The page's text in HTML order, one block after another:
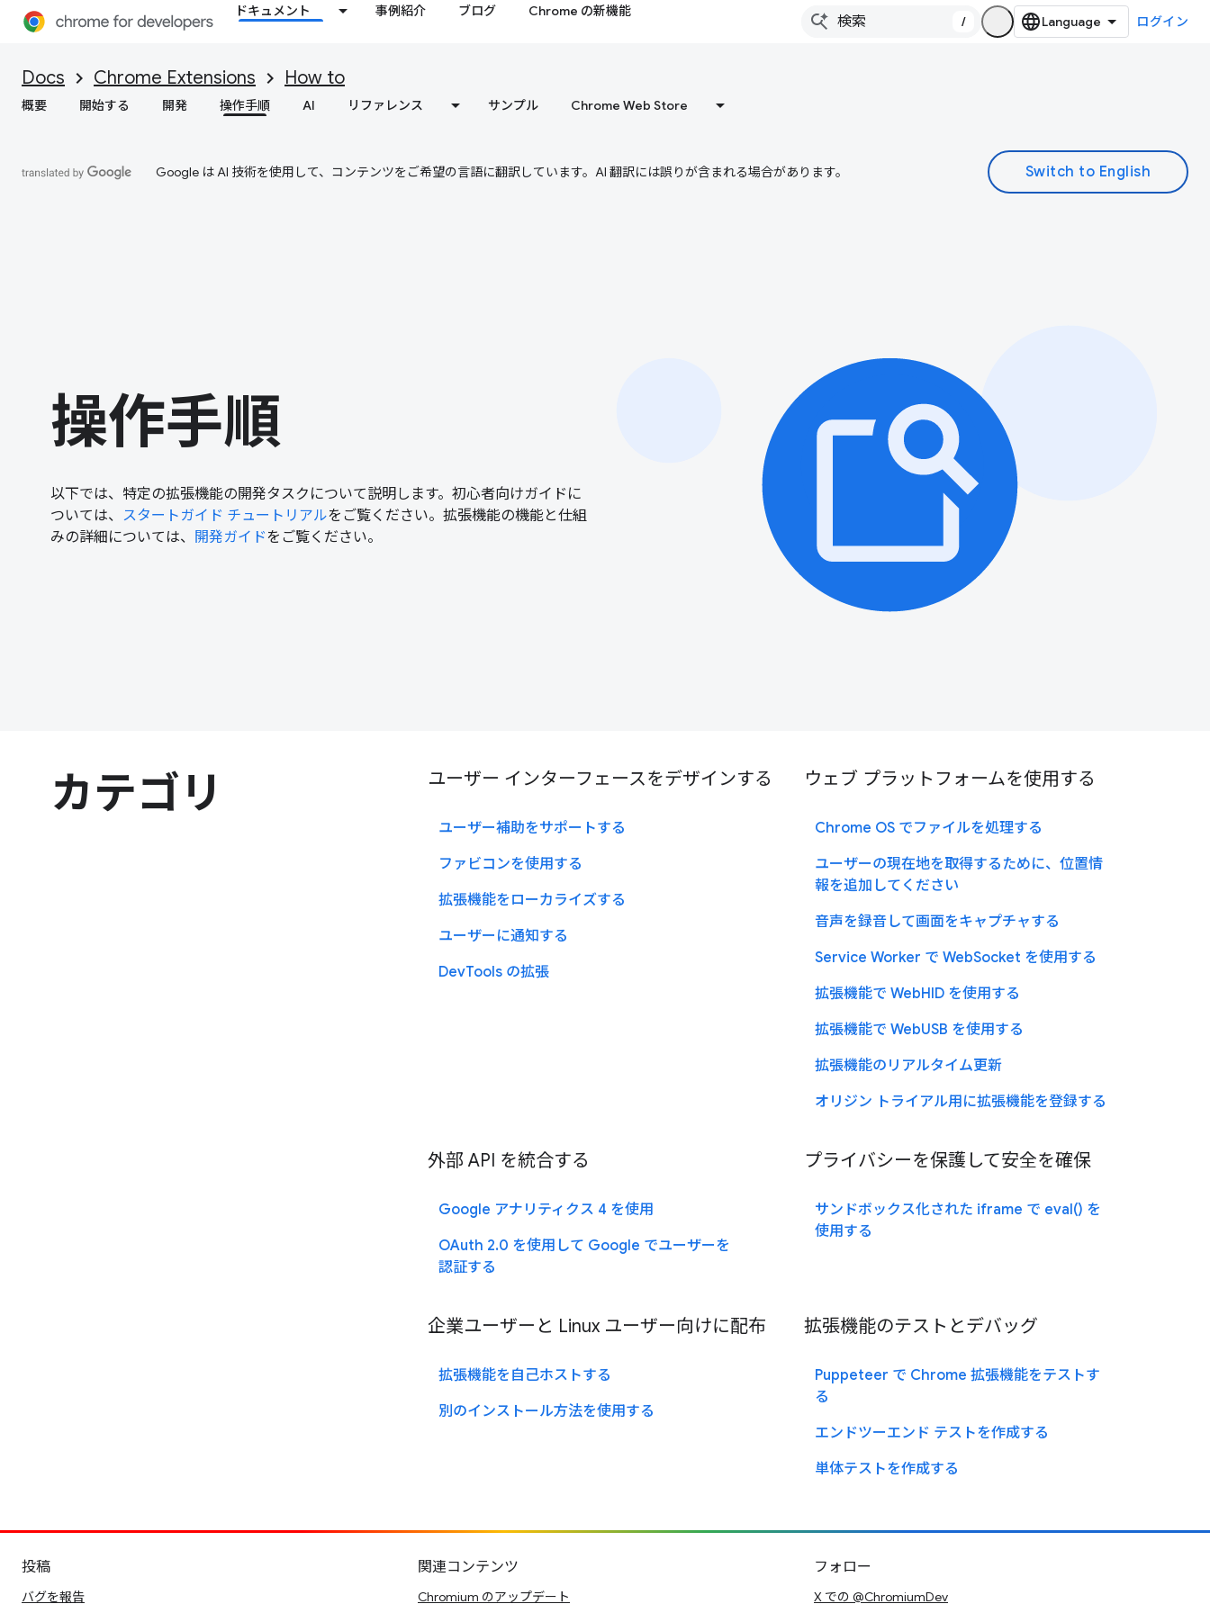
ドキュメント 事例紹介 ブログ Chrome の新機能
/ ログイン
Docs Chrome Extensions How to
概要 開始する 開発 操作手順 AI リファレンス サンプル Chrome Web Store
Google は AI 技術を使用して、コンテンツをご希望の言語に翻訳しています。AI 翻訳には誤りが含まれる場合があります。
操作手順
以下では、特定の拡張機能の開発タスクについて説明します。初心者向けガイドに
ついては、 スタートガイド チュートリアルをご覧ください。拡張機能の機能と仕組
みの詳細については、 開発ガイドをご覧ください。
カテゴリ ユーザー インターフェースをデザインする
ユーザー補助をサポートする
ファビコンを使用する
拡張機能をローカライズする
ユーザーに通知する
DevTools の拡張
ウェブ プラットフォームを使用する
Chrome OS でファイルを処理する
ユーザーの現在地を取得するために、位置情
報を追加してください
音声を録音して画面をキャプチャする
Service Worker で WebSocket を使用する
拡張機能で WebHID を使用する
拡張機能で WebUSB を使用する
拡張機能のリアルタイム更新
オリジン トライアル用に拡張機能を登録する
外部 API を統合する
Google アナリティクス 4 を使用
OAuth 2.0 を使用して Google でユーザーを
認証する
プライバシーを保護して安全を確保
サンドボックス化された iframe で eval() を
使用する
企業ユーザーと Linux ユーザー向けに配布
拡張機能を自己ホストする
別のインストール方法を使用する
拡張機能のテストとデバッグ
Puppeteer で Chrome 拡張機能をテストす
る
エンドツーエンド テストを作成する
単体テストを作成する
投稿
バグを報告
関連コンテンツ
Chromium のアップデート
フォロー
X での @ChromiumDev